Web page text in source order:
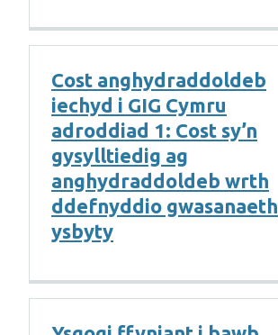
Cost anghydraddoldeb
iechyd i GIG Cymru
adroddiad 1: Cost sy’n
gysylltiedig ag
anghydraddoldeb wrth
ddefnyddio gwasanaeth
ysbyty